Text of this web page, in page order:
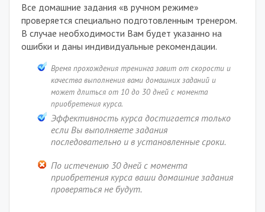
Все домашние задания «в ручном режиме»
проверяется специально подготовленным тренером.
В случае необходимости Вам будет указанно на
ошибки и даны индивидуальные рекомендации.
Время прохождения тренинга завит от скорости и
качества выполнения вами домашних заданий и
может длиться от 10 до 30 дней с момента
приобретения курса.
Эффективность курса достигается только
если Вы выполняете задания
последовательно и в установленные сроки.
По истечению 30 дней с момента
приобретения курса ваши домашние задания
проверяться не будут.